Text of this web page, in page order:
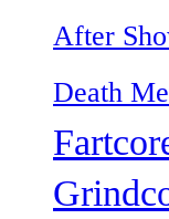
After
Death